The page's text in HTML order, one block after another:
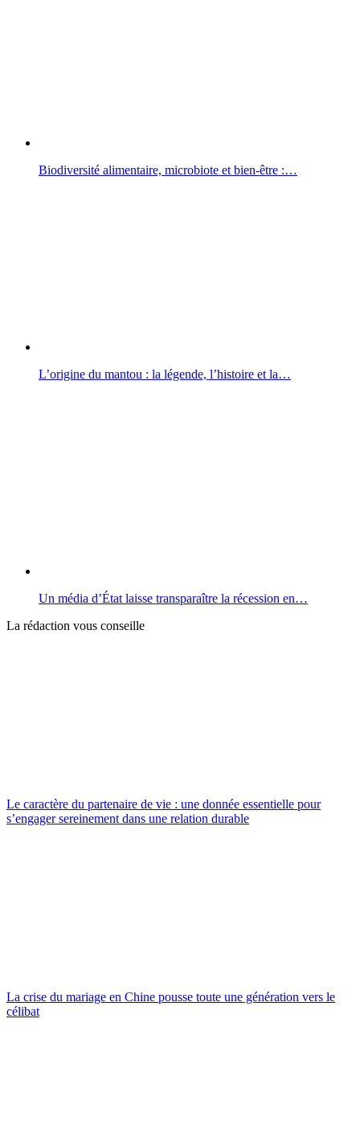
Biodiversité alimentaire, microbiote et bien-être :…
L’origine du mantou : la légende, l’histoire et la…
Un média d’État laisse transparaître la récession en…
La rédaction vous conseille
Le caractère du partenaire de vie : une donnée essentielle pour
s’engager sereinement dans une relation durable
La crise du mariage en Chine pousse toute une génération vers le
célibat